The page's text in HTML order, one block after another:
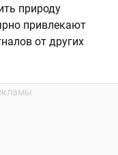
природу
привлекают
от других